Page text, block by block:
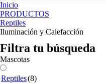
Inicio
PRODUCTOS
Reptiles
Iluminación y Calefacción
Filtra tu búsqueda
Mascotas
Reptiles(8)